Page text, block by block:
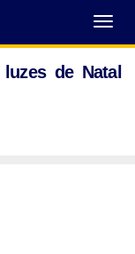
Abrir
Menu
de Natal